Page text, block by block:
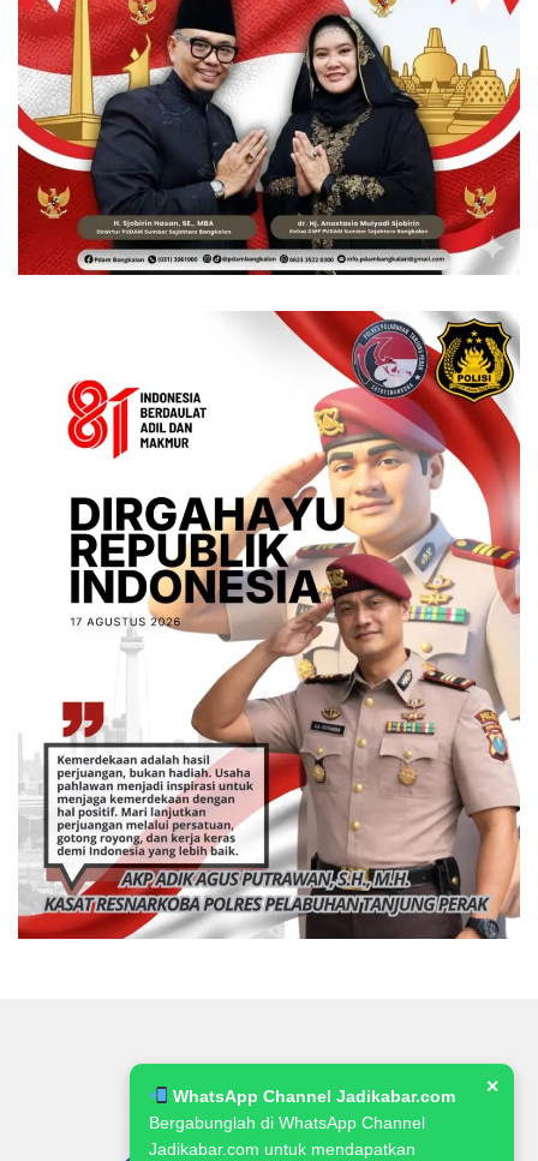
WhatsApp Channel Jadikabar.com
Bergabunglah di WhatsApp Channel
Jadikabar.com untuk mendapatkan
✕